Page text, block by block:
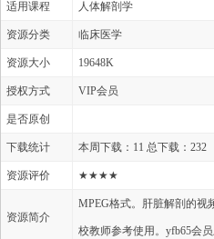
适用课程 人体解剖学
资源分类 临床医学
资源大小 19648K
授权方式 VIP会员
是否原创
下载统计 本周下载：11 总下载：232
资源评价 ★★★★
资源简介
MPEG格式。肝脏解剖的视
校教师参考使用。yfb65会员